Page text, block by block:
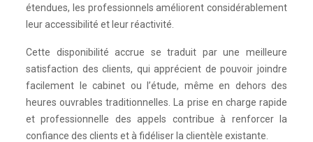
étendues, les professionnels améliorent considérablement
leur accessibilité et leur réactivité.
Cette disponibilité accrue se traduit par une meilleure
satisfaction des clients, qui apprécient de pouvoir joindre
facilement le cabinet ou l’étude, même en dehors des
heures ouvrables traditionnelles. La prise en charge rapide
et professionnelle des appels contribue à renforcer la
confiance des clients et à fidéliser la clientèle existante.